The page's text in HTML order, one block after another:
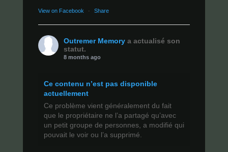
View on Facebook · Share
Outremer Memory a actualisé son
statut.
8 months ago
Ce contenu n’est pas disponible
actuellement
Ce problème vient généralement du fait
que le propriétaire ne l’a partagé qu’avec
un petit groupe de personnes, a modifié qui
pouvait le voir ou l’a supprimé.